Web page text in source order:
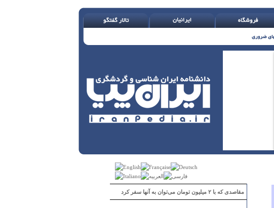
مقاصدی که با ۲ میلیون تومان می‌توان به آنها سفر کرد